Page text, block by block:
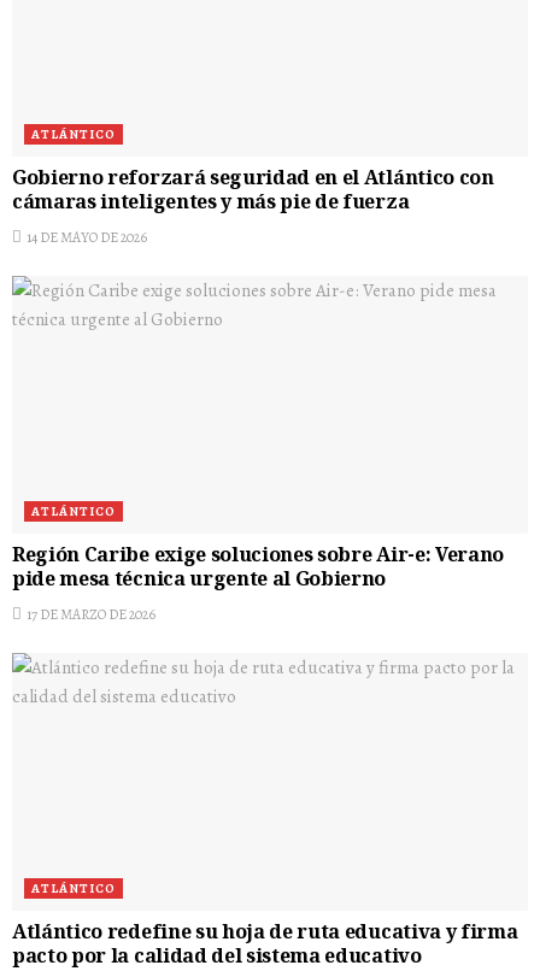
ATLÁNTICO
Gobierno reforzará seguridad en el Atlántico con
cámaras inteligentes y más pie de fuerza
14 DE MAYO DE 2026
ATLÁNTICO
Región Caribe exige soluciones sobre Air-e: Verano
pide mesa técnica urgente al Gobierno
17 DE MARZO DE 2026
ATLÁNTICO
Atlántico redefine su hoja de ruta educativa y firma
pacto por la calidad del sistema educativo